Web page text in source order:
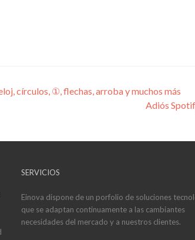
círculos, ①, flechas, arroba y muchos más
Adiós
SERVICIOS
Einova dispone de un porfolio de soluciones
que se adaptan continuamente a las cambiantes
necesidades del mercado y a nuestros clientes.